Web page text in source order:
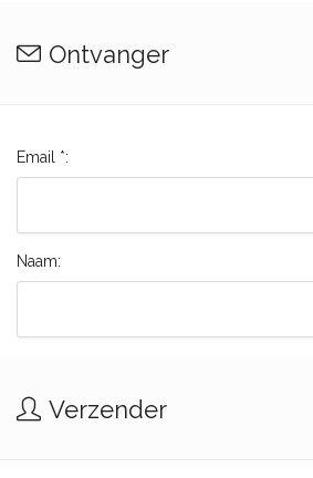
Ontvanger
Email *:
Naam:
Verzender